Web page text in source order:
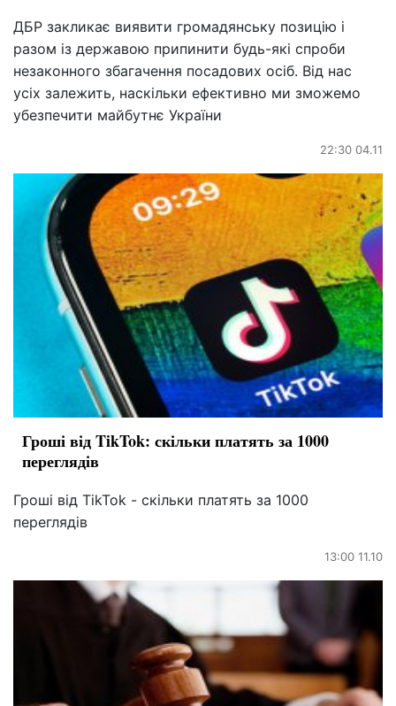
ДБР закликає виявити громадянську позицію і
разом із державою припинити будь-які спроби
незаконного збагачення посадових осіб. Від нас
усіх залежить, наскільки ефективно ми зможемо
убезпечити майбутнє України
22:30 04.11
Гроші від TikTok: скільки платять за 1000
переглядів
Гроші від TikTok - скільки платять за 1000
переглядів
13:00 11.10